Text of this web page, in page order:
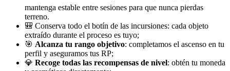
mantenga estable entre sesiones para que nunca pierdas
terreno.
🎒 Conserva todo el botín de las incursiones: cada objeto
extraído durante el proceso es tuyo;
🎯 Alcanza tu rango objetivo: completamos el ascenso en tu
perfil y aseguramos tus RP;
💎 Recoge todas las recompensas de nivel: obtén tu moneda